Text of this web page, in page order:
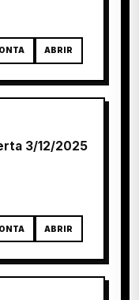
ABRIR
3/12/2025
ABRIR